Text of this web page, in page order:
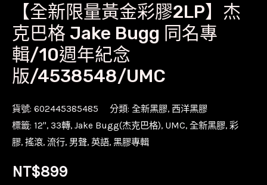
【全新限量黃金彩膠2LP】杰
克巴格 Jake Bugg 同名專
輯/10週年紀念
版/4538548/UMC
貨號: 602445385485 分類: 全新黑膠, 西洋黑膠
標籤: 12'', 33轉, Jake Bugg(杰克巴格), UMC, 全新黑膠, 彩
膠, 搖滾, 流行, 男聲, 英語, 黑膠專輯
NT$899